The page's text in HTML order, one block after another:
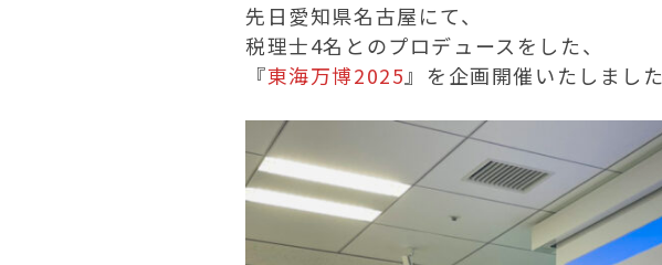
先日愛知県名古屋にて、
税理士4名とのプロデュースをした、
『東海万博2025 』を企画開催いたしました